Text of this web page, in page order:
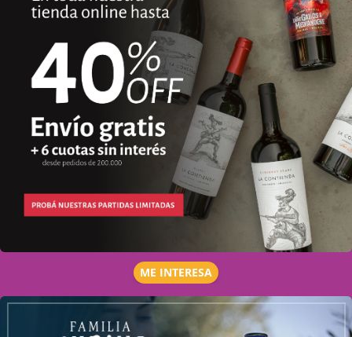
ME INTERESA